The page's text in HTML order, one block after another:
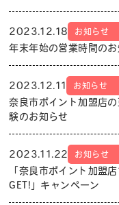
2023.12.18 お知らせ
年末年始の営業時間のお
2023.12.11 お知らせ
奈良市ポイント加盟店
験のお知らせ
2023.11.22 お知らせ
「奈良市ポイント加盟
GET!」キャンペーン